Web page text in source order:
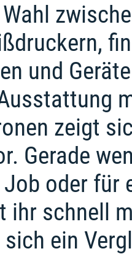
und
zeigt
Gerade
oder für
ihr schnell
sich ein